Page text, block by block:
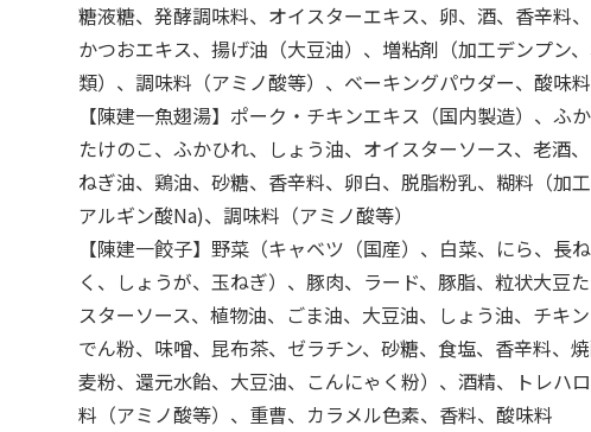
糖液糖、発酵調味料、オイスターエキス、卵、酒、香辛料、
かつおエキス、揚げ油（大豆油）、増粘剤（加工デンプン
類）、調味料（アミノ酸等）、ベーキングパウダー、酸味
【陳建一魚翅湯】ポーク・チキンエキス（国内製造）、ふか
たけのこ、ふかひれ、しょう油、オイスターソース、老酒、
ねぎ油、鶏油、砂糖、香辛料、卵白、脱脂粉乳、糊料（加工
アルギン酸Na)、調味料（アミノ酸等）
【陳建一餃子】野菜（キャベツ（国産）、白菜、にら、長
く、しょうが、玉ねぎ）、豚肉、ラード、豚脂、粒状大豆
スターソース、植物油、ごま油、大豆油、しょう油、チキン
でん粉、味噌、昆布茶、ゼラチン、砂糖、食塩、香辛料、
麦粉、還元水飴、大豆油、こんにゃく粉）、酒精、トレハ
料（アミノ酸等）、重曹、カラメル色素、香料